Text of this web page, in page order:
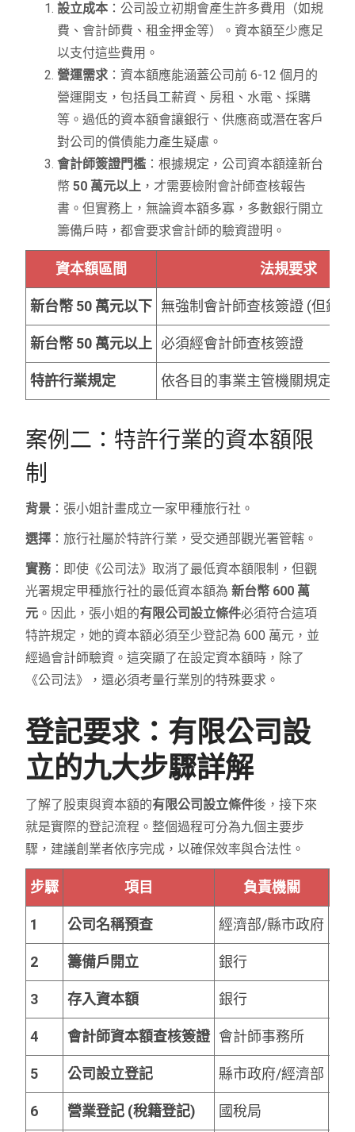
設立成本 ：公司設立初期會產生許多費用（如規
費、會計師費、租金押金等）。資本額至少應足
以支付這些費用。
營運需求 ：資本額應能涵蓋公司前 6-12 個月的
營運開支，包括員工薪資、房租、水電、採購
等。過低的資本額會讓銀行、供應商或潛在客戶
對公司的償債能力產生疑慮。
會計師簽證門檻 ：根據規定，公司資本額達新台
幣50 萬元以上 ，才需要檢附會計師查核報告
書。但實務上，無論資本額多寡，多數銀行開立
籌備戶時，都會要求會計師的驗資證明。
資本額區間 法規要求
新台幣 50 萬元以下 無強制會計師查核簽證 (但銀
新台幣 50 萬元以上 必須經會計師查核簽證
特許行業規定 依各目的事業主管機關規定
案例二：特許行業的資本額限
制
背景 ：張小姐計畫成立一家甲種旅行社。
選擇 ：旅行社屬於特許行業，受交通部觀光署管轄。
實務 ：即使《公司法》取消了最低資本額限制，但觀
光署規定甲種旅行社的最低資本額為新台幣 600 萬
元 。因此，張小姐的有限公司設立條件必須符合這項
特許規定，她的資本額必須至少登記為 600 萬元，並
經過會計師驗資。這突顯了在設定資本額時，除了
《公司法》，還必須考量行業別的特殊要求。
登記要求：有限公司設
立的九大步驟詳解
了解了股東與資本額的有限公司設立條件後，接下來
就是實際的登記流程。整個過程可分為九個主要步
驟，建議創業者依序完成，以確保效率與合法性。
步驟 項目 負責機關
1 公司名稱預查 經濟部/縣市政府
2 籌備戶開立 銀行
3 存入資本額 銀行
4 會計師資本額查核簽證 會計師事務所
5 公司設立登記 縣市政府/經濟部
6 營業登記 (稅籍登記) 國稅局